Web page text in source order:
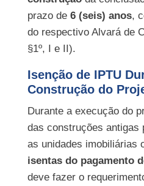
prazo de 6 (seis) anos,
do respectivo Alvará de
§1º, I e II).
Isenção de IPTU
Construção do
Durante a execução do
das construções antigas
as unidades imobiliárias
isentas do pagamento
deve fazer o